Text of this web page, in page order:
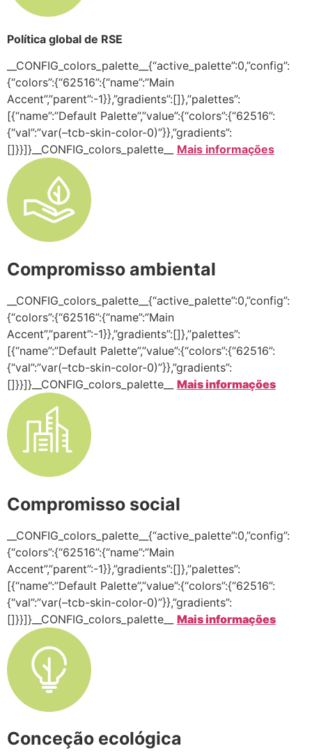
Política global de RSE
__CONFIG_colors_palette__{“active_palette”:0,”config”:
{“colors”:{“62516”:{“name”:”Main
Accent”,”parent”:-1}},”gradients”:[]},”palettes”:
[{“name”:”Default Palette”,”value”:{“colors”:{“62516”:
{“val”:”var(–tcb-skin-color-0)”}},”gradients”:
[]}}]}__CONFIG_colors_palette__ Mais informações
Compromisso ambiental
__CONFIG_colors_palette__{“active_palette”:0,”config”:
{“colors”:{“62516”:{“name”:”Main
Accent”,”parent”:-1}},”gradients”:[]},”palettes”:
[{“name”:”Default Palette”,”value”:{“colors”:{“62516”:
{“val”:”var(–tcb-skin-color-0)”}},”gradients”:
[]}}]}__CONFIG_colors_palette__ Mais informações
Compromisso social
__CONFIG_colors_palette__{“active_palette”:0,”config”:
{“colors”:{“62516”:{“name”:”Main
Accent”,”parent”:-1}},”gradients”:[]},”palettes”:
[{“name”:”Default Palette”,”value”:{“colors”:{“62516”:
{“val”:”var(–tcb-skin-color-0)”}},”gradients”:
[]}}]}__CONFIG_colors_palette__ Mais informações
Conceção ecológica